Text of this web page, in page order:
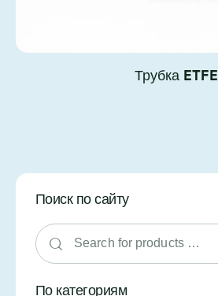
Трубка ETFE
Поиск по сайту
По категориям